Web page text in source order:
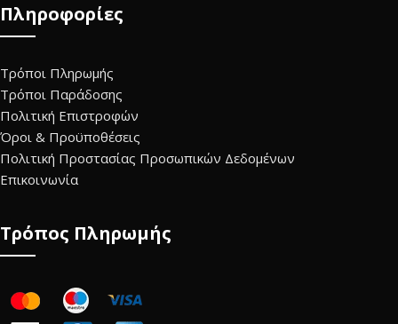
Πληροφορίες
Τρόποι Πληρωμής
Τρόποι Παράδοσης
Πολιτική Επιστροφών
Όροι & Προϋποθέσεις
Πολιτική Προστασίας Προσωπικών Δεδομένων
Επικοινωνία
Τρόπος Πληρωμής